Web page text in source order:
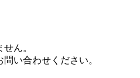
ん。
い合わせください。